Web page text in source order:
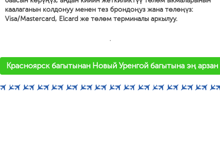
каалаганын колдонуу менен тез брондоңуз жана төлөңүз:
Visa/Mastercard, Elcard же төлөм терминалы аркылуу.
'
Красноярск багытынан Новый Уренгой багытына эң